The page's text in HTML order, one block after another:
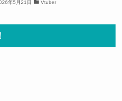
年5月21日 Vtuber